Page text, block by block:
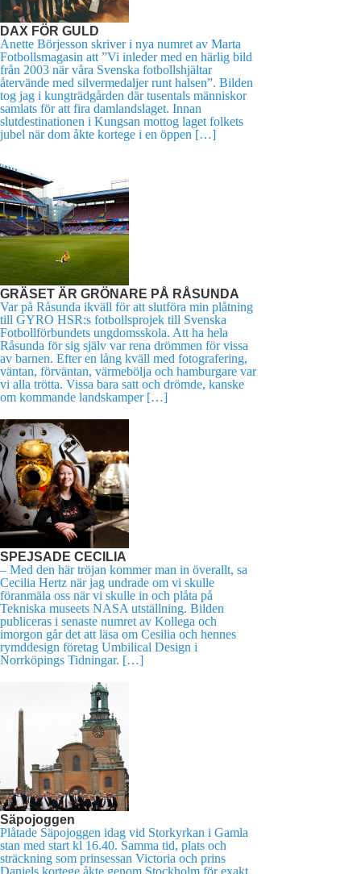
DAX FÖR GULD
Anette Börjesson skriver i nya numret av Marta
Fotbollsmagasin att ”Vi inleder med en härlig bild
från 2003 när våra Svenska fotbollshjältar
återvände med silvermedaljer runt halsen”. Bilden
tog jag i kungträdgården där tusentals människor
samlats för att fira damlandslaget. Innan
slutdestinationen i Kungsan mottog laget folkets
jubel när dom åkte kortege i en öppen […]
GRÄSET ÄR GRÖNARE PÅ RÅSUNDA
Var på Råsunda ikväll för att slutföra min plåtning
till GYRO HSR:s fotbollsprojek till Svenska
Fotbollförbundets ungdomsskola. Att ha hela
Råsunda för sig själv var rena drömmen för vissa
av barnen. Efter en lång kväll med fotografering,
väntan, förväntan, värmebölja och hamburgare var
vi alla trötta. Vissa bara satt och drömde, kanske
om kommande landskamper […]
SPEJSADE CECILIA
– Med den här tröjan kommer man in överallt, sa
Cecilia Hertz när jag undrade om vi skulle
föranmäla oss när vi skulle in och plåta på
Tekniska museets NASA utställning. Bilden
publiceras i senaste numret av Kollega och
imorgon går det att läsa om Cesilia och hennes
rymddesign företag Umbilical Design i
Norrköpings Tidningar. […]
Säpojoggen
Plåtade Säpojoggen idag vid Storkyrkan i Gamla
stan med start kl 16.40. Samma tid, plats och
sträckning som prinsessan Victoria och prins